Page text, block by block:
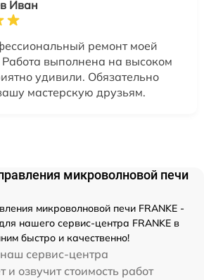
Иван
ремонт моей
выполнена на высоком
удивили. Обязательно
мастерскую друзьям.
микроволновой печи
микроволновой печи FRANKE -
нашего сервис-центра FRANKE в
быстро и качественно!
сервис-центра
и озвучит стоимость работ